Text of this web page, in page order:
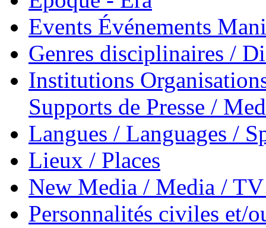
Events Événements
Genres disciplinaires /
Institutions
Supports de Presse /
Langues / Languages /
Lieux / Places
New Media / Media /
Personnalités civiles et/